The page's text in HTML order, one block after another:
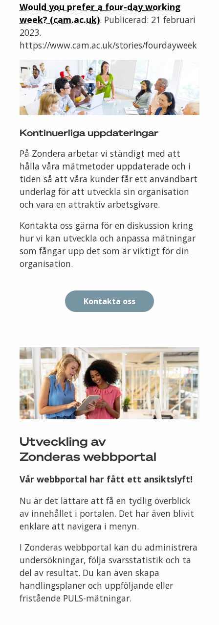
Would you prefer a four-day working
week? (cam.ac.uk). Publicerad: 21 februari
2023.
https://www.cam.ac.uk/stories/fourdayweek
Kontinuerliga uppdateringar
På Zondera arbetar vi ständigt med att
hålla våra mätmetoder uppdaterade och i
tiden så att våra kunder får ett användbart
underlag för att utveckla sin organisation
och vara en attraktiv arbetsgivare.
Kontakta oss gärna för en diskussion kring
hur vi kan utveckla och anpassa mätningar
som fångar upp det som är viktigt för din
organisation.
Kontakta oss
Utveckling av
Zonderas webbportal
Vår webbportal har fått ett ansiktslyft!
Nu är det lättare att få en tydlig överblick
av innehållet i portalen. Det har även blivit
enklare att navigera i menyn.
I Zonderas webbportal kan du administrera
undersökningar, följa svarsstatistik och ta
del av resultat. Du kan även skapa
handlingsplaner och uppföljande eller
fristående PULS-mätningar.